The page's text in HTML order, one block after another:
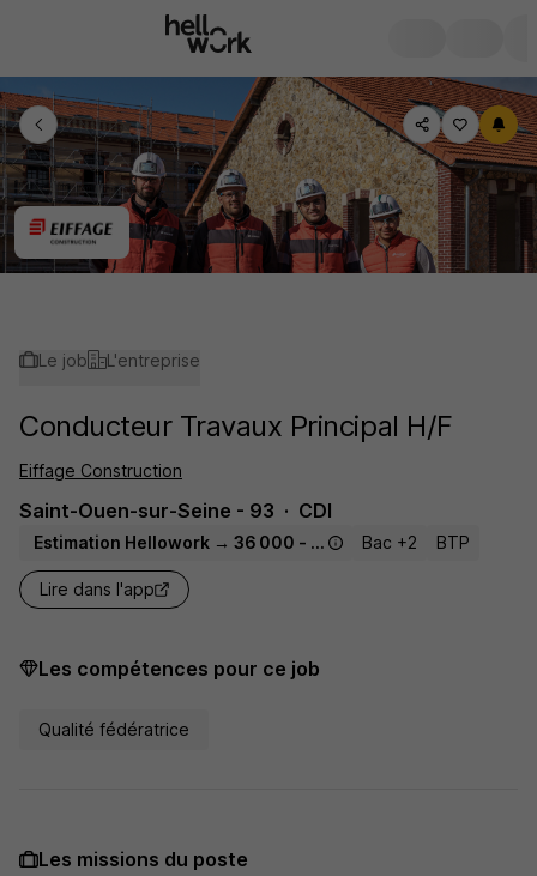
Le job L'entreprise
Conducteur Travaux Principal H/F
Eiffage Construction
Saint-Ouen-sur-Seine - 93 CDI
Estimation Hellowork → 36 000 - 50 000 € / an
Bac +2 BTP
Lire dans l'app
Les compétences pour ce job
Qualité fédératrice
Les missions du poste